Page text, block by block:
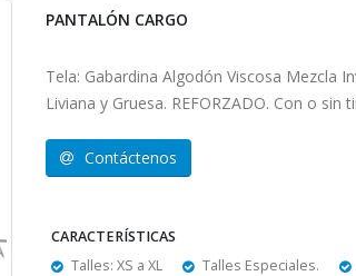
PANTALÓN CARGO
Tela: Gabardina Algodón Viscosa Mezcla
Liviana y Gruesa. REFORZADO. Con o sin
Contáctenos
CARACTERÍSTICAS
Talles: XS a XL
Talles Especiales.